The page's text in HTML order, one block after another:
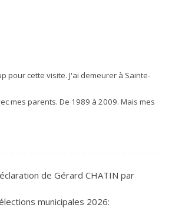
pour cette visite. J'ai demeurer à Sainte-
mes parents. De 1989 à 2009. Mais mes
de Gérard CHATIN par
municipales 2026: